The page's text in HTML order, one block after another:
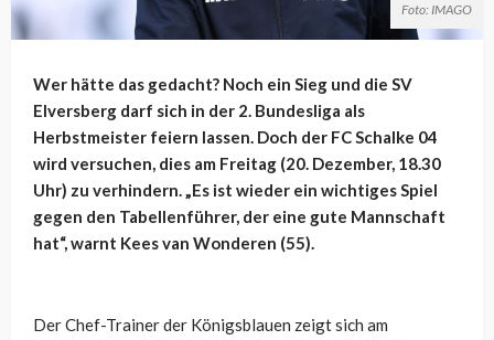
Foto: IMAGO
Wer hätte das gedacht? Noch ein Sieg und die SV
Elversberg darf sich in der 2. Bundesliga als
Herbstmeister feiern lassen. Doch der FC Schalke 04
wird versuchen, dies am Freitag (20. Dezember, 18.30
Uhr) zu verhindern. „Es ist wieder ein wichtiges Spiel
gegen den Tabellenführer, der eine gute Mannschaft
hat“, warnt Kees van Wonderen (55).
Der Chef-Trainer der Königsblauen zeigt sich am